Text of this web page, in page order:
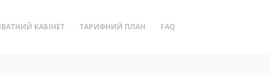
КАБІНЕТ ТАРИФНИЙ ПЛАН FAQ